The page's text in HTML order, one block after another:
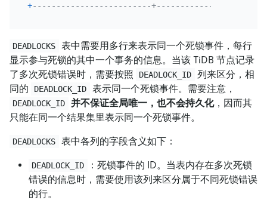
+-------------------------+---------------------
DEADLOCKS
表中需要用多行来表示同一个死锁事件，每行
显示参与死锁的其中一个事务的信息。当该 TiDB 节点记录
了多次死锁错误时，需要按照
DEADLOCK_ID
列来区分，相
同的
DEADLOCK_ID 表示同一个死锁事件。需要注意，
DEADLOCK_ID 并不保证全局唯一，也不会持久化，因而其
只能在同一个结果集里表示同一个死锁事件。
DEADLOCKS 表中各列的字段含义如下：
DEADLOCK_ID
：死锁事件的 ID。当表内存在多次死锁
错误的信息时，需要使用该列来区分属于不同死锁错误
的行。